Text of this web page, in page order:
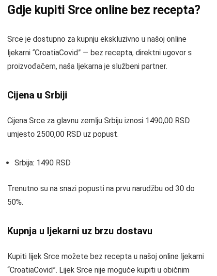
Gdje kupiti Srce online bez recepta?
Srce je dostupno za kupnju ekskluzivno u našoj online
ljekarni “CroatiaCovid” — bez recepta, direktni ugovor s
proizvođačem, naša ljekarna je službeni partner.
Cijena u Srbiji
Cijena Srce za glavnu zemlju Srbiju iznosi 1490,00 RSD
umjesto 2500,00 RSD uz popust.
Srbija: 1490 RSD
Trenutno su na snazi popusti na prvu narudžbu od 30 do
50%.
Kupnja u ljekarni uz brzu dostavu
Kupiti lijek Srce možete bez recepta u našoj online ljekarni
“CroatiaCovid”. Lijek Srce nije moguće kupiti u običnim